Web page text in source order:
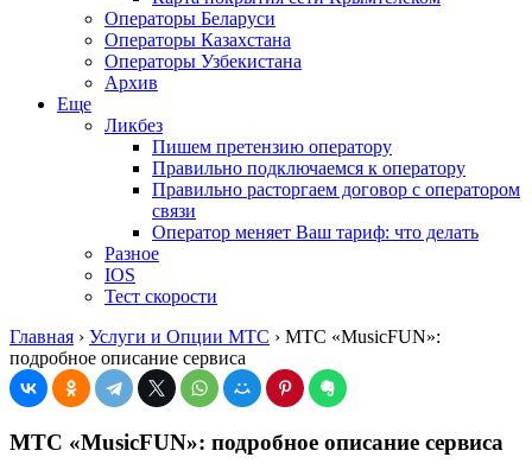
Операторы Беларуси
Операторы Казахстана
Операторы Узбекистана
Архив
Еще
Ликбез
Пишем претензию оператору
Правильно подключаемся к оператору
Правильно расторгаем договор с оператором
связи
Оператор меняет Ваш тариф: что делать
Разное
IOS
Тест скорости
Главная › Услуги и Опции МТС › МТС «MusicFUN»:
подробное описание сервиса
МТС «MusicFUN»: подробное описание сервиса